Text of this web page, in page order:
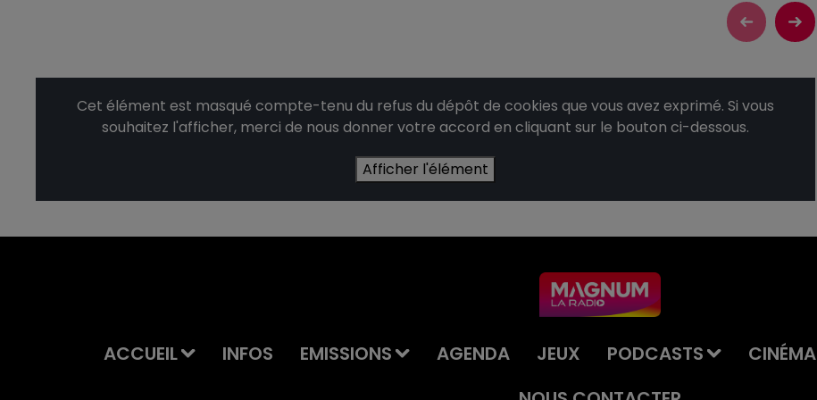
Cet élément est masqué compte-tenu du refus du dépôt de cookies que vous avez exprimé. Si vous
souhaitez l'afficher, merci de nous donner votre accord en cliquant sur le bouton ci-dessous.
Afficher l'élément
ACCUEIL INFOS EMISSIONS AGENDA JEUX PODCASTS CINÉMA